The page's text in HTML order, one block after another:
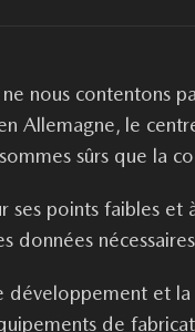
nous contentons
Allemagne, le
sûrs que la
ses points faibles
données
développement et
de